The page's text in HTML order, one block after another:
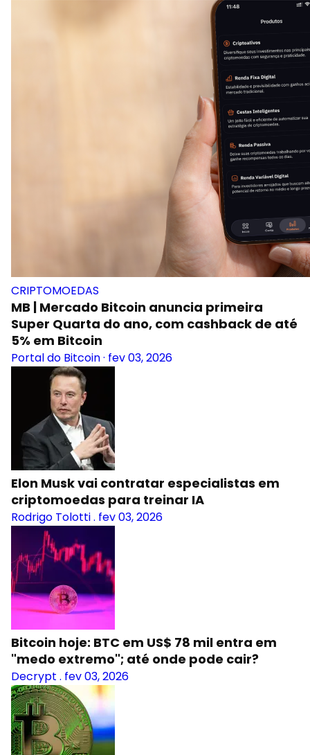
CRIPTOMOEDAS
MB | Mercado Bitcoin anuncia primeira
Super Quarta do ano, com cashback de até
5% em Bitcoin
Portal do Bitcoin· fev 03, 2026
Elon Musk vai contratar especialistas em
criptomoedas para treinar IA
Rodrigo Tolotti. fev 03, 2026
Bitcoin hoje: BTC em US$ 78 mil entra em
"medo extremo"; até onde pode cair?
Decrypt . fev 03, 2026